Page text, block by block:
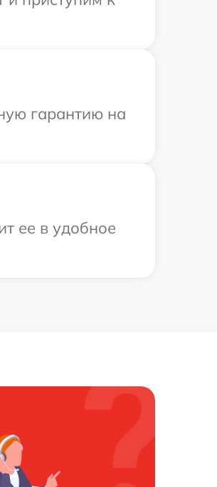
гарантию на
ее в удобное